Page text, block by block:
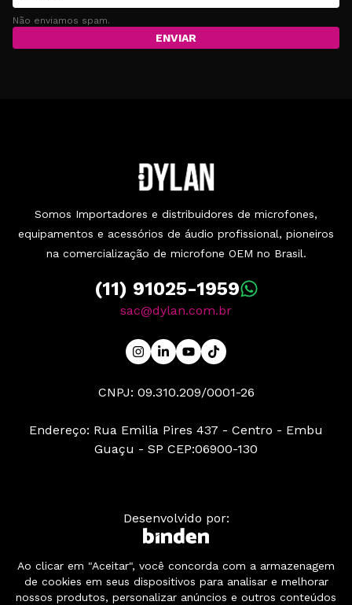
Não enviamos spam.
ENVIAR
Somos Importadores e distribuidores de microfones,
equipamentos e acessórios de áudio profissional, pioneiros
na comercialização de microfone OEM no Brasil.
(11) 91025-1959
sac@dylan.com.br
CNPJ: 09.310.209/0001-26
Endereço: Rua Emilia Pires 437 - Centro - Embu
Guaçu - SP CEP:06900-130
© 2025 | Dylan BE YOUR SOUND .:. Todos os direitos
reservados
Desenvolvido por:
Ao clicar em "Aceitar", você concorda com a armazenagem
de cookies em seus dispositivos para analisar e melhorar
nossos produtos, personalizar anúncios e outros conteúdos